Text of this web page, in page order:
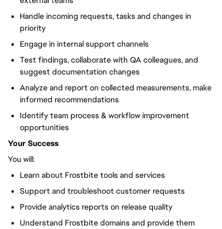
Handle incoming requests, tasks and changes in
priority
Engage in internal support channels
Test findings, collaborate with QA colleagues, and
suggest documentation changes
Analyze and report on collected measurements, make
informed recommendations
Identify team process & workflow improvement
opportunities
Your Success
You will:
Learn about Frostbite tools and services
Support and troubleshoot customer requests
Provide analytics reports on release quality
Understand Frostbite domains and provide them